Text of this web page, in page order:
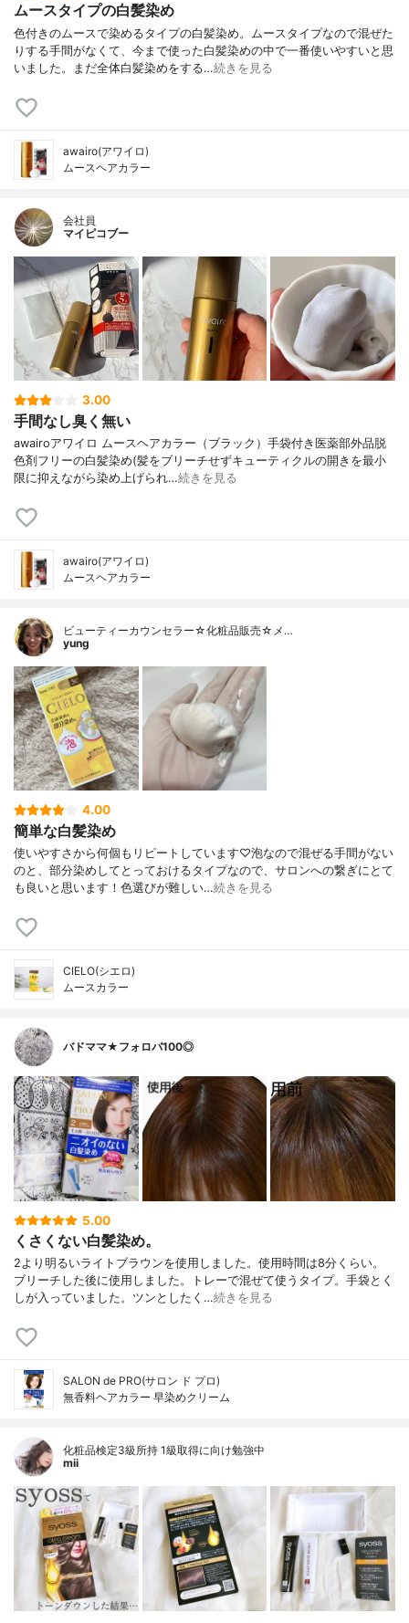
ムースタイプの白髪染め
色付きのムースで染めるタイプの白髪染め。ムースタイプなので混ぜた
りする手間がなくて、今まで使った白髪染めの中で一番使いやすいと思
いました。まだ全体白髪染めをする…続きを見る
awairo(アワイロ)
ムースヘアカラー
会社員
マイピコブー
3.00
手間なし臭く無い
awairoアワイロ ムースヘアカラー（ブラック）手袋付き医薬部外品脱
色剤フリーの白髪染め(髪をブリーチせずキューティクルの開きを最小
限に抑えながら染め上げられ…続きを見る
awairo(アワイロ)
ムースヘアカラー
ビューティーカウンセラー☆化粧品販売☆メ…
yung
4.00
簡単な白髪染め
使いやすさから何個もリピートしています♡泡なので混ぜる手間がない
のと、部分染めしてとっておけるタイプなので、サロンへの繋ぎにとて
も良いと思います！色選びが難しい…続きを見る
CIELO(シエロ)
ムースカラー
バドママ★フォロバ100◎
5.00
くさくない白髪染め。
2より明るいライトブラウンを使用しました。使用時間は8分くらい。
ブリーチした後に使用しました。トレーで混ぜて使うタイプ。手袋とく
しが入っていました。ツンとしたく…続きを見る
SALON de PRO(サロン ド プロ)
無香料ヘアカラー 早染めクリーム
化粧品検定3級所持 1級取得に向け勉強中
mii